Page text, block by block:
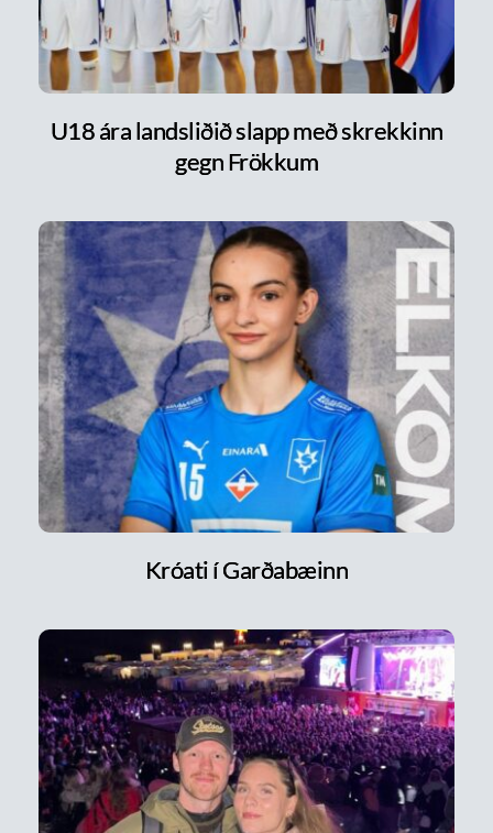
U18 ára landsliðið slapp með skrekkinn
gegn Frökkum
Króati í Garðabæinn